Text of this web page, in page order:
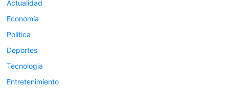
Actualidad
Economía
Politica
Deportes
Tecnologia
Entretenimiento